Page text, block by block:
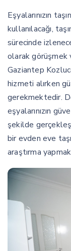
Eşyalarınızın
kullanılacağı,
sürecinde
olarak görüşmek
Gaziantep
hizmeti alırken
gerekmektedir.
eşyalarınızın
şekilde
bir evden eve
araştırma